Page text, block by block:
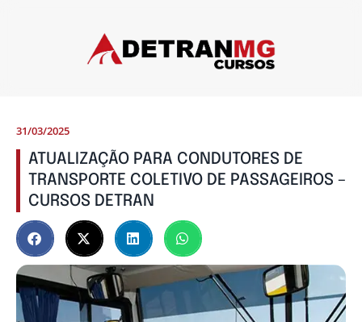
31/03/2025
ATUALIZAÇÃO PARA CONDUTORES DE
TRANSPORTE COLETIVO DE PASSAGEIROS –
CURSOS DETRAN